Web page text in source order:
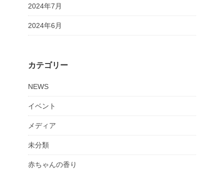
2024年7月
2024年6月
カテゴリー
NEWS
イベント
メディア
未分類
赤ちゃんの香り